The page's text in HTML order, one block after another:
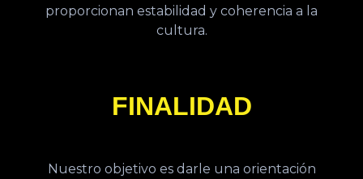
proporcionan estabilidad y coherencia a la
cultura.
FINALIDAD
Nuestro objetivo es darle una orientación